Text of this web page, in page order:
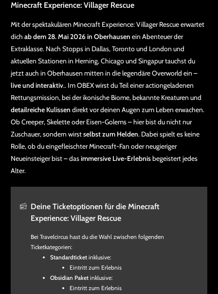
Minecraft Experience: Villager Rescue
Mit der spektakulären Minecraft Experience: Villager Rescue erwartet
dich ab dem 28. Mai 2026 in Oberhausen ein Abenteuer der
Extraklasse. Nach Stopps in Dallas, Toronto und London und
aktuellen Stationen in Herning, Chicago und Singapur tauchst du
jetzt auch in Oberhausen mitten in die legendäre Overworld ein –
live und interaktiv.. Im OBEX wirst du Teil einer actiongeladenen
Rettungsmission, bei der ikonische Biome, bekannte Kreaturen und
detailreiche Kulissen direkt vor deinen Augen zum Leben erwachen.
Ob Creeper, Skelette oder Eisen-Golems – hier bist du nicht nur
Zuschauer, sondern wirstselbst zum Helden. Dabei spielt es keine
Rolle, ob du eingefleischter Minecraft-Fan oder neugieriger
Neueinsteiger bist – dasimmersive Live-Erlebnisbegeistert jedes
Alter.
Deine Ticketoptionen für die Minecraft
Experience: Villager Rescue
Bei Travelcircus hast du die Wahl zwischen folgenden
Ticketkategorien:
Standardticket inklusive:
Eintritt zum Erlebnis
Obsidian Paket inklusive:
Eintritt zum Erlebnis